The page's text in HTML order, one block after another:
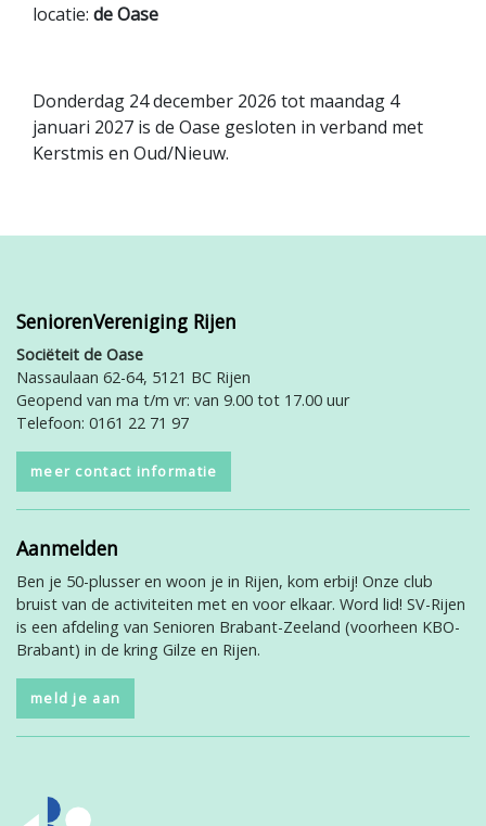
locatie: de Oase
Donderdag 24 december 2026 tot maandag 4
januari 2027 is de Oase gesloten in verband met
Kerstmis en Oud/Nieuw.
SeniorenVereniging Rijen
Sociëteit de Oase
Nassaulaan 62-64, 5121 BC Rijen
Geopend van ma t/m vr: van 9.00 tot 17.00 uur
Telefoon: 0161 22 71 97
meer contact informatie
Aanmelden
Ben je 50-plusser en woon je in Rijen, kom erbij! Onze club
bruist van de activiteiten met en voor elkaar. Word lid! SV-Rijen
is een afdeling van Senioren Brabant-Zeeland (voorheen KBO-
Brabant) in de kring Gilze en Rijen.
meld je aan